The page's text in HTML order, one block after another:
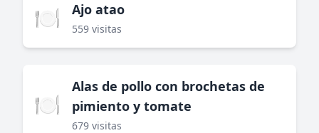
🍽️ Ajo atao
559 visitas
🍽️
Alas de pollo con brochetas de
pimiento y tomate
679 visitas